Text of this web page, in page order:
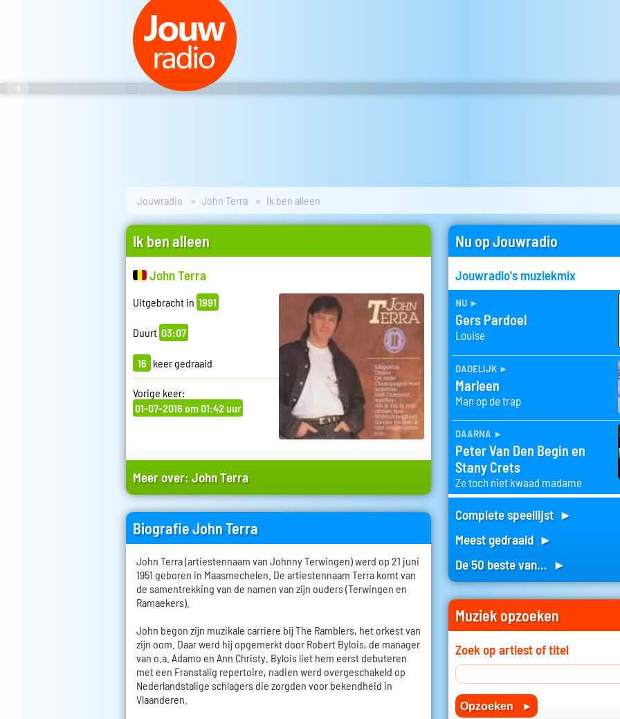
Jouwradio John Terra Ik ben alleen
Ik ben alleen
John Terra
Uitgebracht in 1991
Duurt 03:07
16 keer gedraaid
Vorige keer:
01-07-2016 om 01:42 uur
Meer over:John Terra
Biografie John Terra
John Terra (artiestennaam van Johnny Terwingen) werd op 21 juni
1951 geboren in Maasmechelen. De artiestennaam Terra komt van
de samentrekking van de namen van zijn ouders (Terwingen en
Ramaekers).
John begon zijn muzikale carriere bij The Ramblers, het orkest van
zijn oom. Daar werd hij opgemerkt door Robert Bylois, de manager
van o.a. Adamo en Ann Christy. Bylois liet hem eerst debuteren
met een Franstalig repertoire, nadien werd overgeschakeld op
Nederlandstalige schlagers die zorgden voor bekendheid in
Vlaanderen.
Nu op Jouwradio
Jouwradio's muziekmix
nu ►
Gers Pardoel
Louise
dadelijk ►
Marleen
Man op de trap
daarna ►
Peter Van Den Begin en
Stany Crets
Ze toch niet kwaad madame
Complete speellijst ►
Meest gedraaid ►
De 50 beste van... ►
Muziek opzoeken
Zoek op artiest of titel